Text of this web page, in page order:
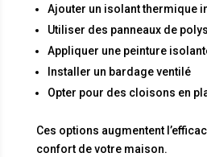
Ajouter un isolant thermique
Utiliser des panneaux de
Appliquer une peinture
Installer un bardage ventilé
Opter pour des cloisons en
Ces options augmentent
confort de votre maison.